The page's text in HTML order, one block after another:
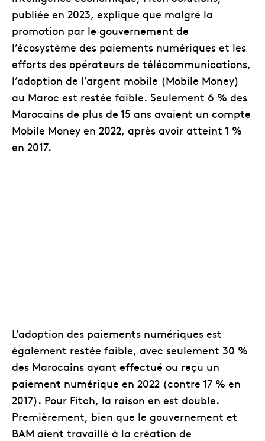
publiée en 2023, explique que malgré la
promotion par le gouvernement de
l’écosystème des paiements numériques et les
efforts des opérateurs de télécommunications,
l’adoption de l’argent mobile (Mobile Money)
au Maroc est restée faible. Seulement 6 % des
Marocains de plus de 15 ans avaient un compte
Mobile Money en 2022, après avoir atteint 1 %
en 2017.
L’adoption des paiements numériques est
également restée faible, avec seulement 30 %
des Marocains ayant effectué ou reçu un
paiement numérique en 2022 (contre 17 % en
2017). Pour Fitch, la raison en est double.
Premièrement, bien que le gouvernement et
BAM aient travaillé à la création de